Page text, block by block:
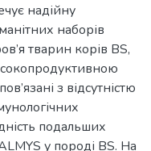
надійну
наборів
тварин корів BS,
з відсутністю
подальших
у породі BS. На